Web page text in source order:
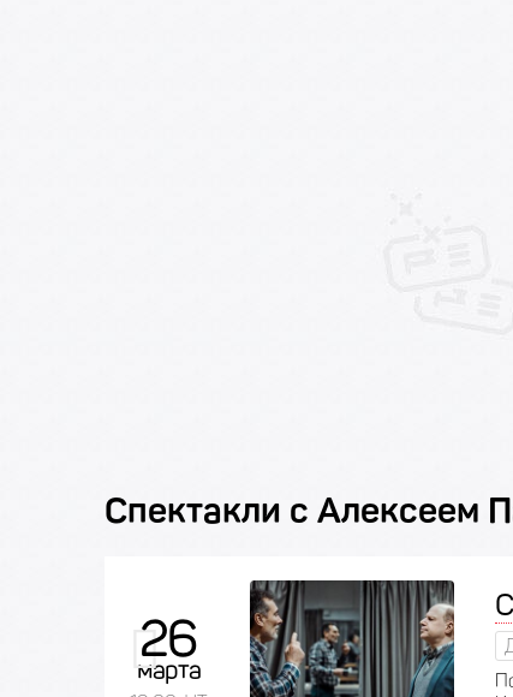
Спектакли с Алексеем
26
марта